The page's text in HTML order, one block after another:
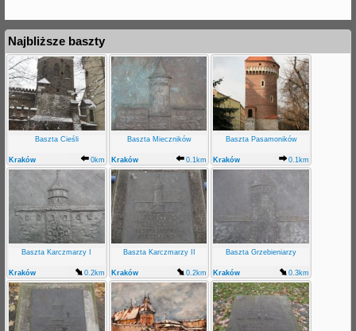
Najbliższe baszty
Baszta Cieśli
Kraków 0km
Baszta Mieczników
Kraków 0.1km
Baszta Pasamoników
Kraków 0.1km
Baszta Karczmarzy I
Kraków 0.2km
Baszta Karczmarzy II
Kraków 0.2km
Baszta Grzebieniarzy
Kraków 0.3km